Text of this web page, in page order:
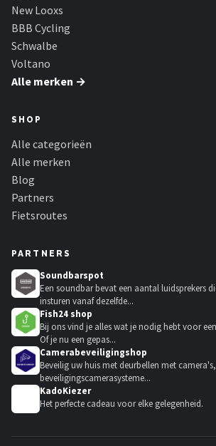
New Looxs
BBB Cycling
Schwalbe
Voltano
Alle merken →
SHOP
Alle categorieën
Alle merken
Blog
Partners
Fietsroutes
PARTNERS
Soundbarspot
Een soundbar bevat een aantal luidsprekers
insturen vanaf dezelfde...
Fish24 shop
Bij ons vind je alles wat je nodig hebt voor
Of je nu een gepas...
Camerabeveiligingshop
Beveilig uw huis met deurbellen met
beveiligingscamerasysteme...
KadoKiezer
Het perfecte cadeau voor elke gelegenheid.